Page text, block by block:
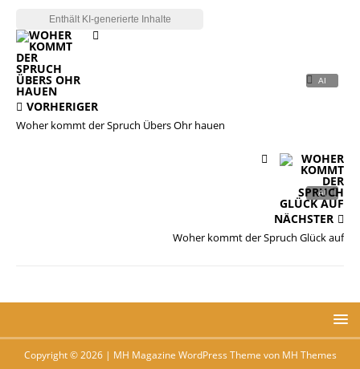
VORHERIGER
Woher kommt der Spruch Übers Ohr hauen
NÄCHSTER
Woher kommt der Spruch Glück auf
Copyright © 2026 | MH Magazine WordPress Theme von MH Themes